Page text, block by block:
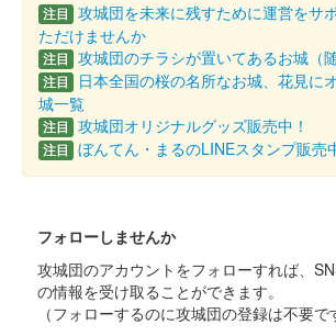
注目 攻城団を未来に残すために運営をサ
ただけませんか
注目 攻城団のチラシが置いてあるお城（
注目
日本全国の桜の名所なお城、花見に
城一覧
注目 攻城団オリジナルグッズ販売中！
注目 ぼんてん・まるのLINEスタンプ販売
フォローしませんか
攻城団のアカウントをフォローすれば、
の情報を受け取ることができます。
（フォローするのに攻城団の登録は不要で